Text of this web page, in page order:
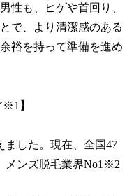
性も、ヒゲや首回り、
で、より清潔感のある
裕を持って準備を進め
】
ました。現在、全国47
メンズ脱毛業界No1※2